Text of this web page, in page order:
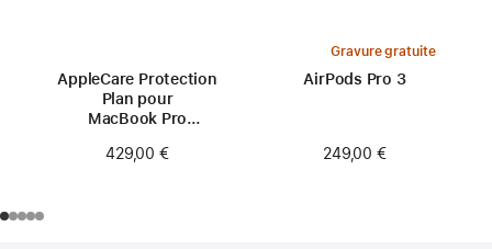
AppleCare Protection
Plan pour
MacBook Pro
429,00 €
Gravure gratuite
AirPods Pro 3
249,00 €